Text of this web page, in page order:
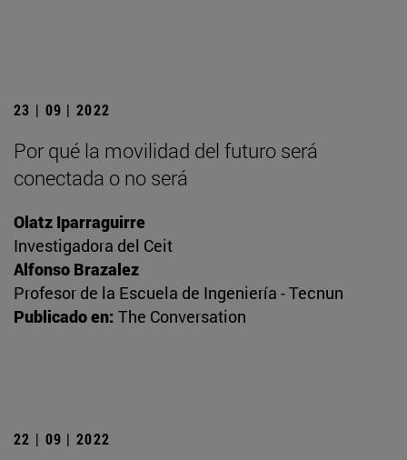
23 | 09 | 2022
Por qué la movilidad del futuro será
conectada o no será
Olatz Iparraguirre
Investigadora del Ceit
Alfonso Brazalez
Profesor de la Escuela de Ingeniería - Tecnun
Publicado en: The Conversation
22 | 09 | 2022